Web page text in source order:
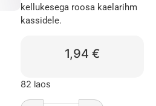
kellukesega roosa kaelarihm
kassidele.
1,94 €
82 laos